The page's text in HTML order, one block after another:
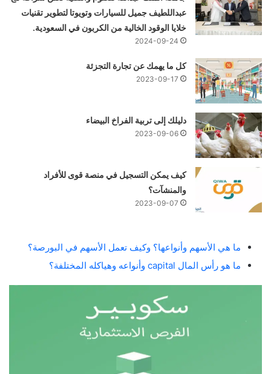
عبداللطيف جميل للسيارات وتويوتا لتطوير تقنيات
خلايا الوقود الخالية من الكربون في السعودية.
2024-09-24
كل ما يهمك عن تجارة التجزئة
2023-09-17
دليلك إلى تربية الفراخ البيضاء
2023-09-06
كيف يمكن التسجيل في منصة قوى للأفراد
والمنشآت؟
2023-09-07
ما هي الأسهم وأنواعها؟ وكيف تعمل الأسهم في البورصة؟
ما هو رأس المال capital وأنواعه وهياكله المختلفة؟